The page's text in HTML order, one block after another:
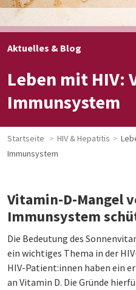
Aktuelles & Blog
Leben mit HIV:
Immunsystem
Startseite HIV & Hepatitis
Immunsystem
Vitamin-D-Mangel
Immunsystem
Die Bedeutung des
ein wichtiges Thema in der
HIV-Patient:innen haben ein
an Vitamin D. Die Gründe